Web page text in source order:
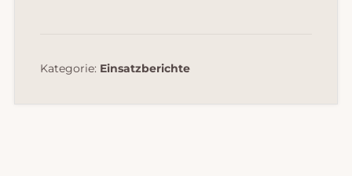
Kategorie: Einsatzberichte